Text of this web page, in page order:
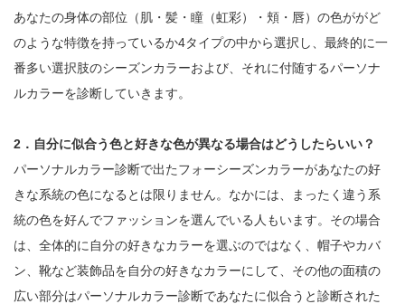
あなたの身体の部位（肌・髪・瞳（虹彩）・頬・唇）の色ががど
のような特徴を持っているか4タイプの中から選択し、最終的に一
番多い選択肢のシーズンカラーおよび、それに付随するパーソナ
ルカラーを診断していきます。
2．自分に似合う色と好きな色が異なる場合はどうしたらいい？
パーソナルカラー診断で出たフォーシーズンカラーがあなたの好
きな系統の色になるとは限りません。なかには、まったく違う系
統の色を好んでファッションを選んでいる人もいます。その場合
は、全体的に自分の好きなカラーを選ぶのではなく、帽子やカバ
ン、靴など装飾品を自分の好きなカラーにして、その他の面積の
広い部分はパーソナルカラー診断であなたに似合うと診断された